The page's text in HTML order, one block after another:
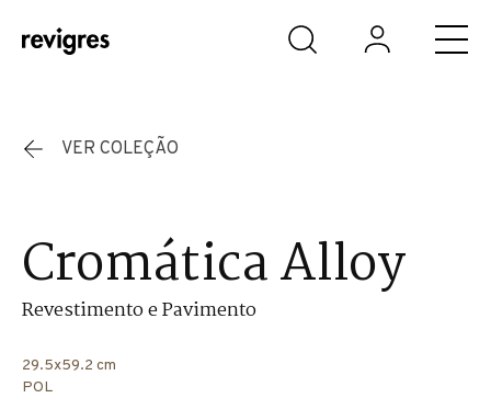
Saltar para o conteúdo principal
VER COLEÇÃO
Cromática Alloy
Revestimento e Pavimento
29.5x59.2 cm
POL